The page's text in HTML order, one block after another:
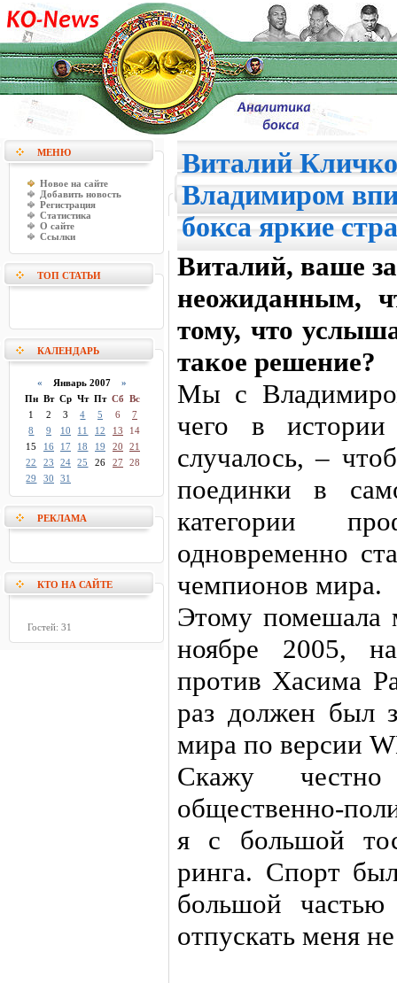
МЕНЮ
Новое на сайте
Добавить новость
Регистрация
Статистика
О сайте
Ссылки
ТОП СТАТЬИ
КАЛЕНДАРЬ
« Январь 2007»
Пн Вт Ср Чт Пт Сб Вс
1
2 3 4 5 6
7
8
9 10 11 12 13
14
15
16 17 18 19 20
21
22
23 24 25 26 27
28
29
30 31
РЕКЛАМА
КТО НА САЙТЕ
Гостей: 31
Виталий
Владимиром
бокса яркие
Виталий, ваше
неожиданным,
тому, что
такое решение?
Мы с
чего в
случалось, –
поединки в
категории
одновременно
чемпионов мира.
Этому помешала
ноябре 2005,
против Хасима
раз должен был
мира по версии
Скажу
общественно-
я с большой
ринга. Спорт
большой
отпускать меня